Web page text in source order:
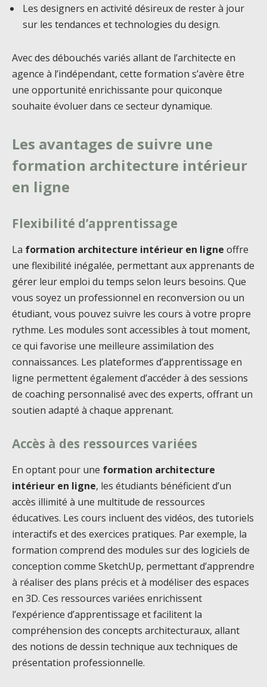
Les designers en activité désireux de rester à jour
sur les tendances et technologies du design.
Avec des débouchés variés allant de l’architecte en
agence à l’indépendant, cette formation s’avère être
une opportunité enrichissante pour quiconque
souhaite évoluer dans ce secteur dynamique.
Les avantages de suivre une
formation architecture intérieur
en ligne
Flexibilité d’apprentissage
La formation architecture intérieur en ligne offre
une flexibilité inégalée, permettant aux apprenants de
gérer leur emploi du temps selon leurs besoins. Que
vous soyez un professionnel en reconversion ou un
étudiant, vous pouvez suivre les cours à votre propre
rythme. Les modules sont accessibles à tout moment,
ce qui favorise une meilleure assimilation des
connaissances. Les plateformes d’apprentissage en
ligne permettent également d’accéder à des sessions
de coaching personnalisé avec des experts, offrant un
soutien adapté à chaque apprenant.
Accès à des ressources variées
En optant pour une formation architecture
intérieur en ligne, les étudiants bénéficient d’un
accès illimité à une multitude de ressources
éducatives. Les cours incluent des vidéos, des tutoriels
interactifs et des exercices pratiques. Par exemple, la
formation comprend des modules sur des logiciels de
conception comme SketchUp, permettant d’apprendre
à réaliser des plans précis et à modéliser des espaces
en 3D. Ces ressources variées enrichissent
l’expérience d’apprentissage et facilitent la
compréhension des concepts architecturaux, allant
des notions de dessin technique aux techniques de
présentation professionnelle.